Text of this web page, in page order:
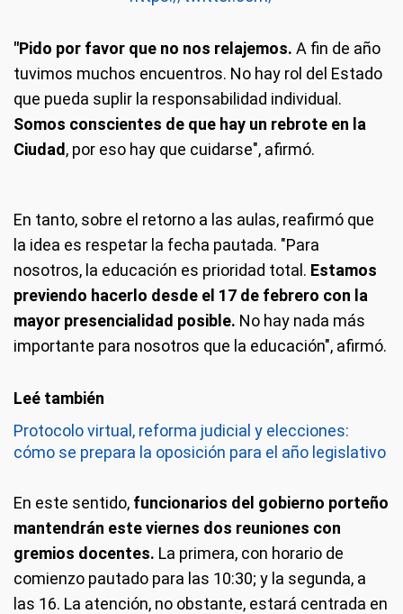
"Pido por favor que no nos relajemos. A fin de año
tuvimos muchos encuentros. No hay rol del Estado
que pueda suplir la responsabilidad individual.
Somos conscientes de que hay un rebrote en la
Ciudad , por eso hay que cuidarse", afirmó.
En tanto, sobre el retorno a las aulas, reafirmó que
la idea es respetar la fecha pautada. "Para
nosotros, la educación es prioridad total. Estamos
previendo hacerlo desde el 17 de febrero con la
mayor presencialidad posible. No hay nada más
importante para nosotros que la educación", afirmó.
Protocolo virtual, reforma judicial y elecciones:
cómo se prepara la oposición para el año legislativo
En este sentido, funcionarios del gobierno porteño
mantendrán este viernes dos reuniones con
gremios docentes. La primera, con horario de
comienzo pautado para las 10:30; y la segunda, a
las 16. La atención, no obstante, estará centrada en